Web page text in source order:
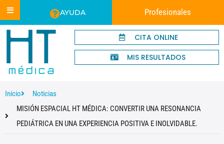
AYUDA Profesionales
CITA ONLINE
MIS RESULTADOS
Inicio
Noticias
MISIÓN ESPACIAL HT MÉDICA: CONVERTIR UNA RESONANCIA
PEDIÁTRICA EN UNA EXPERIENCIA POSITIVA E INOLVIDABLE.